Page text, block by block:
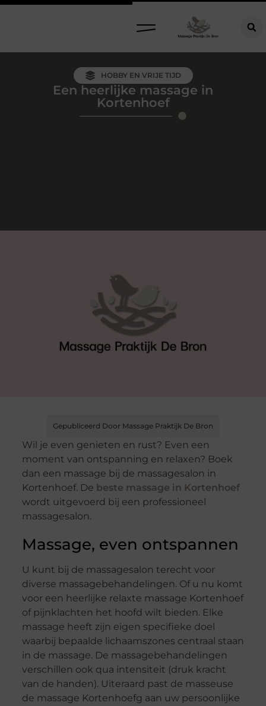
HOBBY EN VRIJE TIJD
Een heerlijke massage in
Kortenhoef
Gepubliceerd Door Massage Praktijk De Bron
Wil je even genieten en rust? Even een
moment van ontspanning en relaxen? Boek
dan een massage bij de massagesalon in
Kortenhoef. De beste massage in Kortenhoef
wordt uitgevoerd bij een professioneel
massagesalon.
Massage, even ontspannen
U kunt bij de massagesalon terecht voor
diverse massagebehandelingen. Of u nu komt
voor een heerlijke relaxte massage Kortenhoef
of pijnklachten het hoofd wilt bieden. Elke
massage heeft zijn eigen specifieke doel
waarbij bepaalde lichaamszones centraal staan
in de massage. De massagebehandelingen
verschillen ook qua intensiteit (druk kracht
van de handen). Uiteraard past de masseuse
de massage Kortenhoefg aan uw persoonlijke